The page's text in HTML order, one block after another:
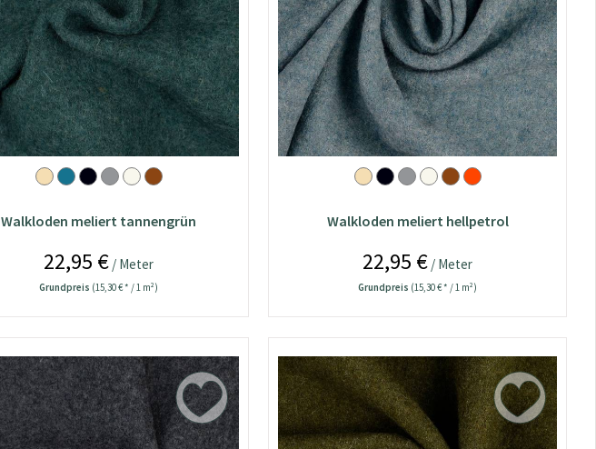
Walkloden meliert tannengrün
22,95 € / Meter
Grundpreis (15,30 € * / 1 m²)
Walkloden meliert hellpetrol
22,95 € / Meter
Grundpreis (15,30 € * / 1 m²)